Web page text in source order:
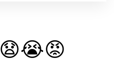
😧😭😡